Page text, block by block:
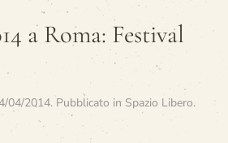
a Roma: Festival
04/2014. Pubblicato in Spazio Libero.